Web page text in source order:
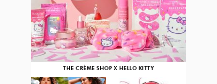
THE CRÈME SHOP X HELLO KITTY